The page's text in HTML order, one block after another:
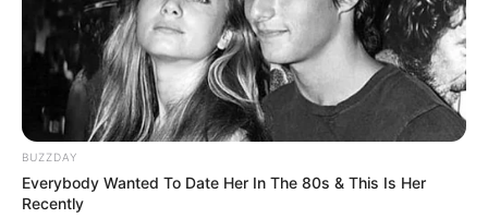
📻 Revelação em programa de rádio
Embora recentemente ajornalista Miriam Leitãotenha "pisado
informação de importantíssima relevância, relacionada ao
BUZZDAY
Everybody Wanted To Date Her In The 80s & This Is Her
Recently